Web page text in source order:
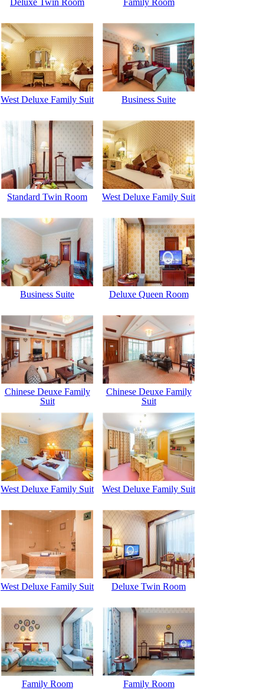
West Deluxe Family Suit Business Suite
Standard Twin Room West Deluxe Family Suit
Business Suite Deluxe Queen Room
Chinese Deuxe Family
Suit
Chinese Deuxe Family
Suit
West Deluxe Family Suit West Deluxe Family Suit
West Deluxe Family Suit Deluxe Twin Room
Family Room Family Room